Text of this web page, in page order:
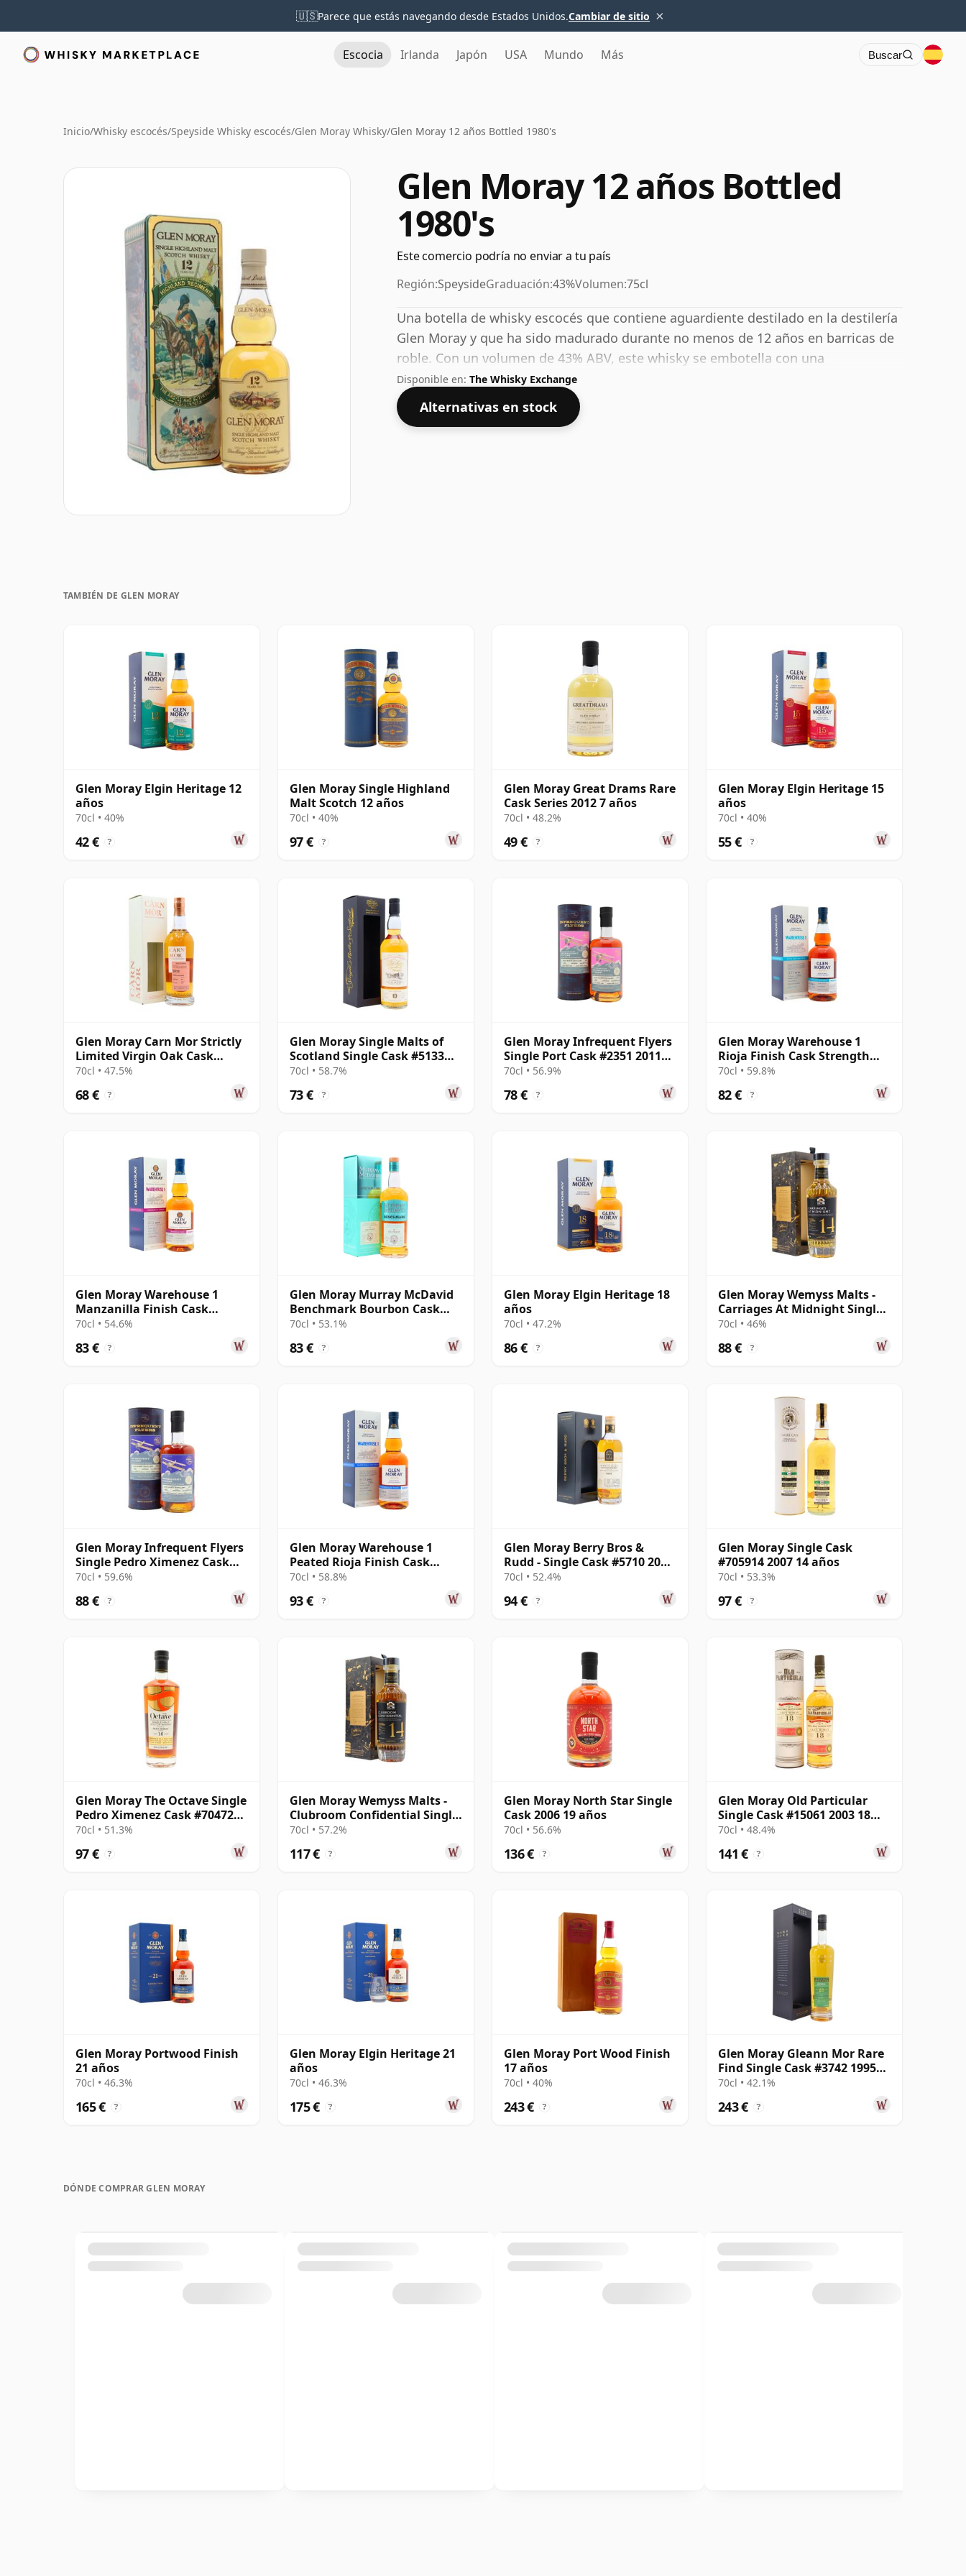
🇺🇸Parece que estás navegando desde Estados Unidos.Cambiar de sitio ×
Escocia Irlanda Japón USA Mundo Más Buscar
Inicio/Whisky escocés/Speyside Whisky escocés/Glen Moray Whisky/Glen Moray 12 años Bottled 1980's
Glen Moray 12 años Bottled
1980's
Este comercio podría no enviar a tu país
Región:SpeysideGraduación:43%Volumen:75cl
Una botella de whisky escocés que contiene aguardiente destilado en la destilería
Glen Moray y que ha sido madurado durante no menos de 12 años en barricas de
roble. Con un volumen de 43% ABV, este whisky se embotella con una
concentración óptima para beber. Se disfruta solo o con una gota de agua.
Disponible en: The Whisky Exchange
Alternativas en stock
TAMBIÉN DE GLEN MORAY
Glen Moray Elgin Heritage 12
años
70cl • 40%
42 € ?
Glen Moray Single Highland
Malt Scotch 12 años
70cl • 40%
97 € ?
Glen Moray Great Drams Rare
Cask Series 2012 7 años
70cl • 48.2%
49 € ?
Glen Moray Elgin Heritage 15
años
70cl • 40%
55 € ?
Glen Moray Carn Mor Strictly
Limited Virgin Oak Cask
Finish S 2013 8 años
70cl • 47.5%
68 € ?
Glen Moray Single Malts of
Scotland Single Cask #5133
2007 10 años
70cl • 58.7%
73 € ?
Glen Moray Infrequent Flyers
Single Port Cask #2351 2011
14 años
70cl • 56.9%
78 € ?
Glen Moray Warehouse 1
Rioja Finish Cask Strength
Speyside Si 2015 8 años
70cl • 59.8%
82 € ?
Glen Moray Warehouse 1
Manzanilla Finish Cask
Strength Speysi 2008 13 años
70cl • 54.6%
83 € ?
Glen Moray Murray McDavid
Benchmark Bourbon Cask
Single Malt 2007 17 años
70cl • 53.1%
83 € ?
Glen Moray Elgin Heritage 18
años
70cl • 47.2%
86 € ?
Glen Moray Wemyss Malts -
Carriages At Midnight Single
Cask 2007 14 años
70cl • 46%
88 € ?
Glen Moray Infrequent Flyers
Single Pedro Ximenez Cask
#2352 2011 11 años
70cl • 59.6%
88 € ?
Glen Moray Warehouse 1
Peated Rioja Finish Cask
Strength Spey 2012 11 años
70cl • 58.8%
93 € ?
Glen Moray Berry Bros &
Rudd - Single Cask #5710 2008
14 años
70cl • 52.4%
94 € ?
Glen Moray Single Cask
#705914 2007 14 años
70cl • 53.3%
97 € ?
Glen Moray The Octave Single
Pedro Ximenez Cask #7047245
2008 16 años
70cl • 51.3%
97 € ?
Glen Moray Wemyss Malts -
Clubroom Confidential Single
Cask 2007 14 años
70cl • 57.2%
117 € ?
Glen Moray North Star Single
Cask 2006 19 años
70cl • 56.6%
136 € ?
Glen Moray Old Particular
Single Cask #15061 2003 18
años
70cl • 48.4%
141 € ?
Glen Moray Portwood Finish
21 años
70cl • 46.3%
165 € ?
Glen Moray Elgin Heritage 21
años
70cl • 46.3%
175 € ?
Glen Moray Port Wood Finish
17 años
70cl • 40%
243 € ?
Glen Moray Gleann Mor Rare
Find Single Cask #3742 1995
28 años
70cl • 42.1%
243 € ?
DÓNDE COMPRAR GLEN MORAY